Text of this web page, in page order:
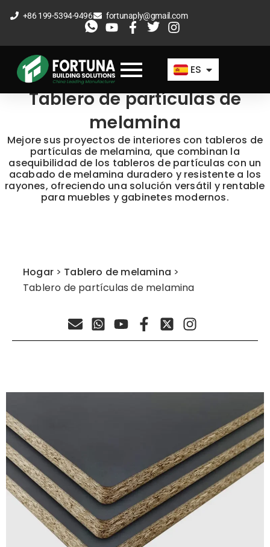
+86 199-5394-9496 fortunaply@gmail.com
ES
FR
AR
Tablero de partículas de
melamina
Mejore sus proyectos de interiores con tableros de
partículas de melamina, que combinan la
asequibilidad de los tableros de partículas con un
acabado de melamina duradero y resistente a los
rayones, ofreciendo una solución versátil y rentable
para muebles y gabinetes modernos.
Hogar > Tablero de melamina >
Tablero de partículas de melamina